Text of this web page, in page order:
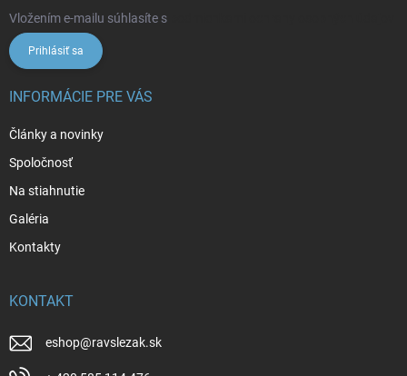
Vložením e-mailu súhlasíte s
Prihlásiť sa
INFORMÁCIE PRE VÁS
Články a novinky
Spoločnosť
Na stiahnutie
Galéria
Kontakty
KONTAKT
eshop@ravslezak.sk